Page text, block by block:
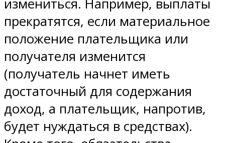
измениться. Например, выплаты
прекратятся, если материальное
положение плательщика или
получателя изменится
(получатель начнет иметь
достаточный для содержания
доход, а плательщик, напротив,
будет нуждаться в средствах).